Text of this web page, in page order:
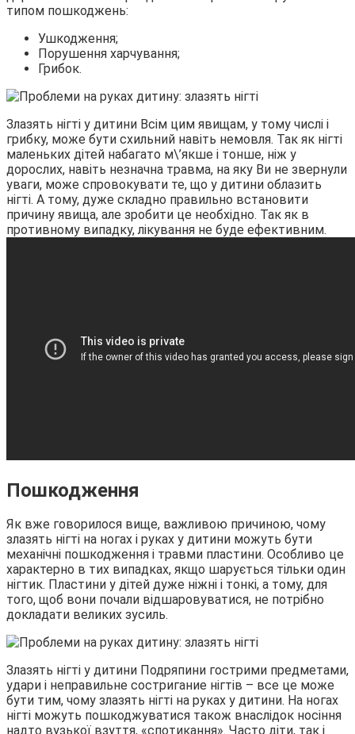
типом пошкоджень:
Ушкодження;
Порушення харчування;
Грибок.
Злазять нігті у дитини Всім цим явищам, у тому числі і
грибку, може бути схильний навіть немовля. Так як нігті
маленьких дітей набагато м\’якше і тонше, ніж у
дорослих, навіть незначна травма, на яку Ви не звернули
уваги, може спровокувати те, що у дитини облазить
нігті. А тому, дуже складно правильно встановити
причину явища, але зробити це необхідно. Так як в
противному випадку, лікування не буде ефективним.
Пошкодження
Як вже говорилося вище, важливою причиною, чому
злазять нігті на ногах і руках у дитини можуть бути
механічні пошкодження і травми пластини. Особливо це
характерно в тих випадках, якщо шарується тільки один
нігтик. Пластини у дітей дуже ніжні і тонкі, а тому, для
того, щоб вони почали відшаровуватися, не потрібно
докладати великих зусиль.
Злазять нігті у дитини Подряпини гострими предметами,
удари і неправильне состригание нігтів – все це може
бути тим, чому злазять нігті на руках у дитини. На ногах
нігті можуть пошкоджуватися також внаслідок носіння
надто вузької взуття, «спотикання». Часто діти, так і